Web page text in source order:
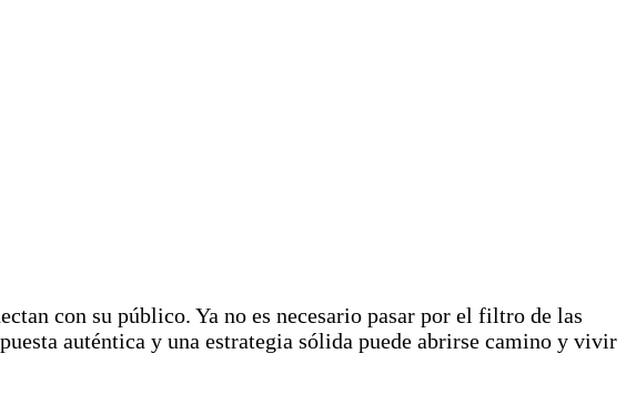
con su público. Ya no es necesario pasar por el filtro de las
auténtica y una estrategia sólida puede abrirse camino y vivir